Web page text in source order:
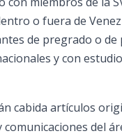
o fuera de
de pregrado o de
y con
cabida artículos
del